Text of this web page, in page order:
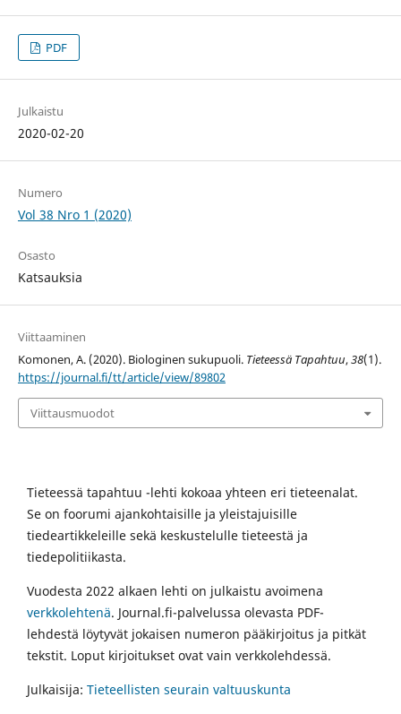
PDF
Julkaistu
2020-02-20
Numero
Vol 38 Nro 1 (2020)
Osasto
Katsauksia
Viittaaminen
Komonen, A. (2020). Biologinen sukupuoli. Tieteessä Tapahtuu,38(1).
https://journal.fi/tt/article/view/89802
Viittausmuodot
Tieteessä tapahtuu -lehti kokoaa yhteen eri tieteenalat.
Se on foorumi ajankohtaisille ja yleistajuisille
tiedeartikkeleille sekä keskustelulle tieteestä ja
tiedepolitiikasta.
Vuodesta 2022 alkaen lehti on julkaistu avoimena
verkkolehtenä. Journal.fi-palvelussa olevasta PDF-
lehdestä löytyvät jokaisen numeron pääkirjoitus ja pitkät
tekstit. Loput kirjoitukset ovat vain verkkolehdessä.
Julkaisija: Tieteellisten seurain valtuuskunta